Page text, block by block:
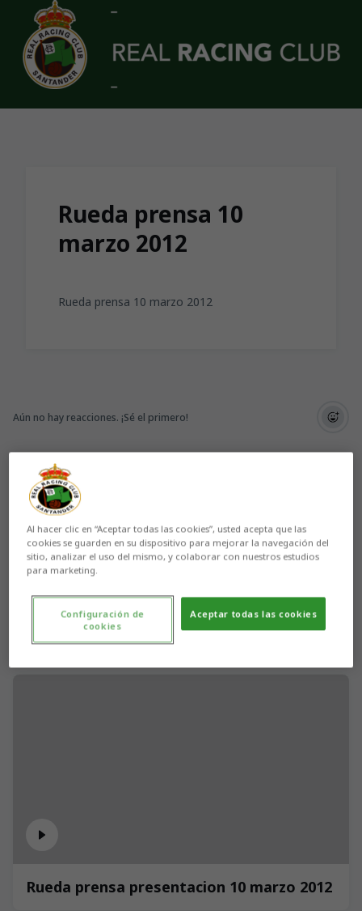
Skip to main content
Rueda prensa 10
marzo 2012
Rueda prensa 10 marzo 2012
Aún no hay reacciones. ¡Sé el primero!
Rueda prensa presentacion 10 marzo 2012
Al hacer clic en “Aceptar todas las cookies”, usted acepta que las
cookies se guarden en su dispositivo para mejorar la navegación del
sitio, analizar el uso del mismo, y colaborar con nuestros estudios
para marketing.
Aceptar todas las cookies
Configuración de
cookies